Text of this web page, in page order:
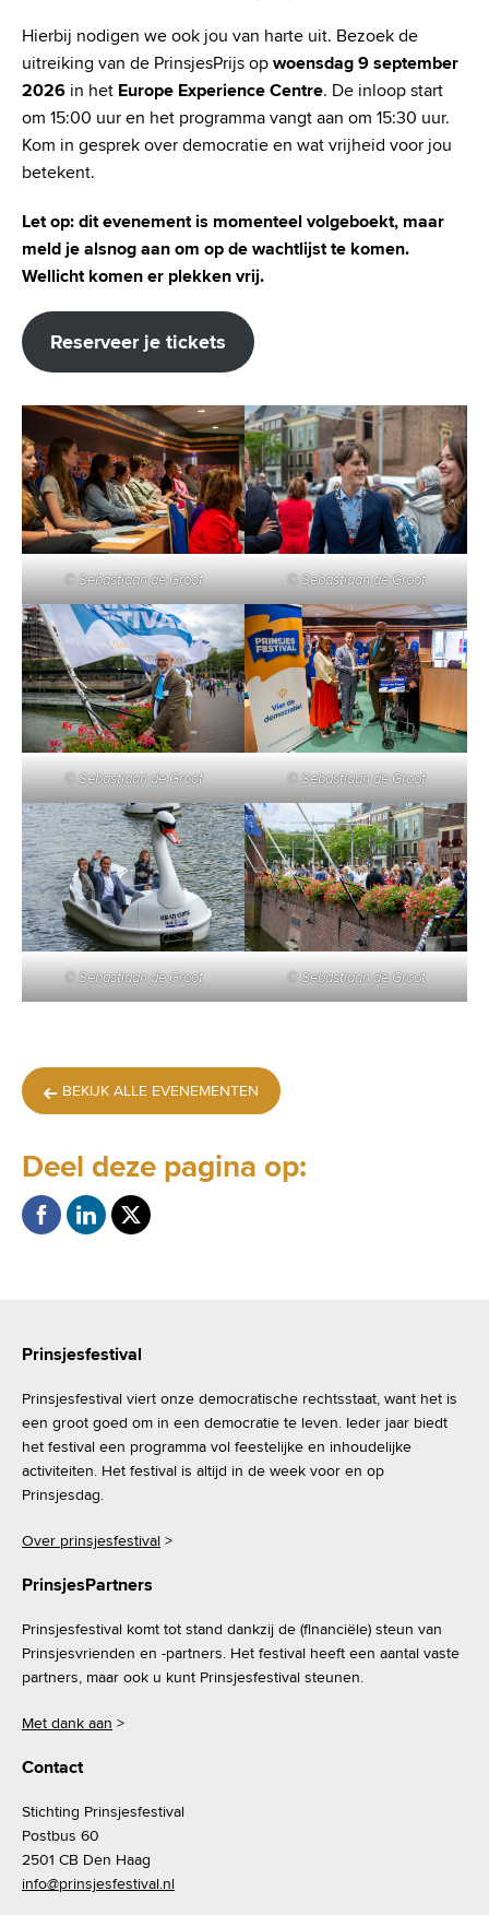
Hierbij nodigen we ook jou van harte uit. Bezoek de
uitreiking van de PrinsjesPrijs opwoensdag 9 september
2026 in het Europe Experience Centre. De inloop start
om 15:00 uur en het programma vangt aan om 15:30 uur.
Kom in gesprek over democratie en wat vrijheid voor jou
betekent.
Let op: dit evenement is momenteel volgeboekt, maar
meld je alsnog aan om op de wachtlijst te komen.
Wellicht komen er plekken vrij.
Reserveer je tickets
© Sebastiaan de Groot © Sebastiaan de Groot
© Sebastiaan de Groot © Sebastiaan de Groot
© Sebastiaan de Groot © Sebastiaan de Groot
BEKIJK ALLE EVENEMENTEN
Deel deze pagina op:
Prinsjesfestival
Prinsjesfestival viert onze democratische rechtsstaat, want het is
een groot goed om in een democratie te leven. Ieder jaar biedt
het festival een programma vol feestelijke en inhoudelijke
activiteiten. Het festival is altijd in de week voor en op
Prinsjesdag.
Over prinsjesfestival >
PrinsjesPartners
Prinsjesfestival komt tot stand dankzij de (financiële) steun van
Prinsjesvrienden en -partners. Het festival heeft een aantal vaste
partners, maar ook u kunt Prinsjesfestival steunen.
Met dank aan >
Contact
Stichting Prinsjesfestival
Postbus 60
2501 CB Den Haag
info@prinsjesfestival.nl